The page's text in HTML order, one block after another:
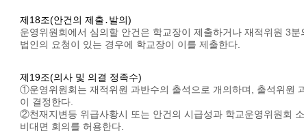
제18조(안건의 제출․발의)
운영위원회에서 심의할 안건은 학교장이 제출하거나 재적위원 3
법인의 요청이 있는 경우에 학교장이 이를 제출한다.
제19조(의사 및 의결 정족수)
①운영위원회는 재적위원 과반수의 출석으로 개의하며, 출석위원
이 결정한다.
②천재지변등 위급사황시 또는 안건의 시급성과 학교운영위원회
비대면 회의를 허용한다.